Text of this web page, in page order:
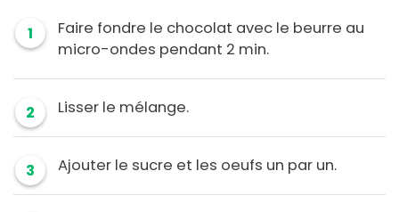
1
Faire fondre le chocolat avec le beurre au
micro-ondes pendant 2 min.
2 Lisser le mélange.
3 Ajouter le sucre et les oeufs un par un.